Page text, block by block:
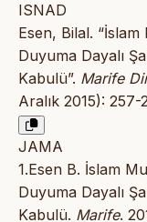
ISNAD
Esen, Bilal.
Duyuma Dayalı
Kabulü”. Marife
Aralık 2015): 257-
JAMA
1.Esen B. İslam
Duyuma Dayalı
Kabulü. Marife.